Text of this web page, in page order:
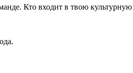
Кто входит в твою культурную